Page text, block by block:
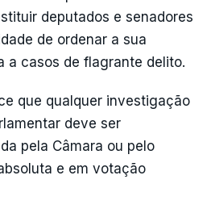
deputados e senadores
de ordenar a sua
a casos de flagrante delito.
que qualquer investigação
deve ser
pela Câmara ou pelo
e em votação